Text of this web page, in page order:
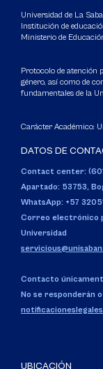
Universidad de La
Institución de
Ministerio de
Protocolo de atención
género, así como de
fundamentales de la
Carácter Académico:
DATOS DE
Contact center:
Apartado: 53753,
WhatsApp: +57
Correo electrónico
Universidad
Contacto
No se responderán
UBICACIÓN